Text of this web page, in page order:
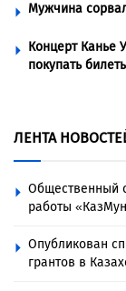
Мужчина
Концерт Канье
покупать
ЛЕНТА
Общественный
работы
Опубликован
грантов в